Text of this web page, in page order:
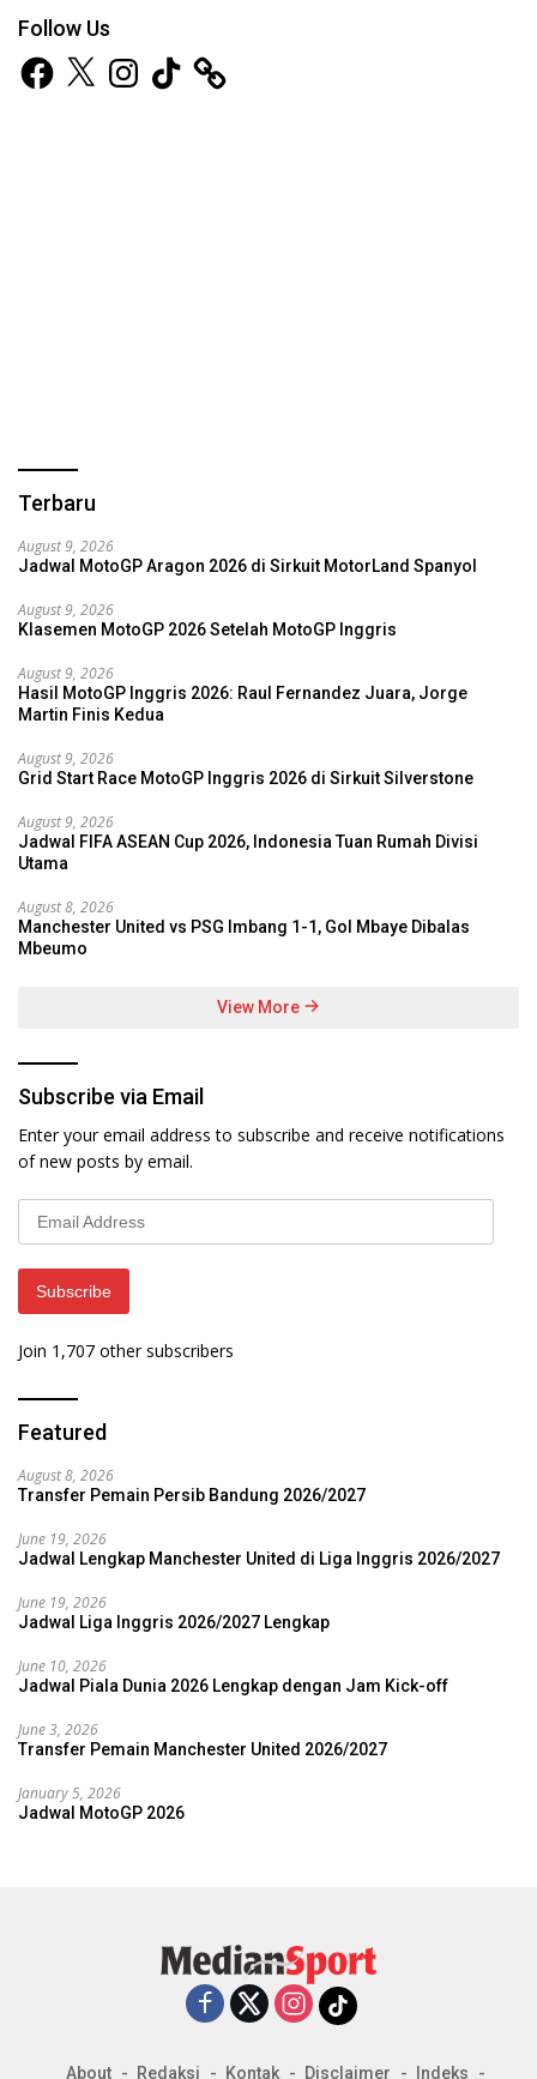
Follow Us
Facebook
X Instagram
TikTok
Terbaru
August 9, 2026
Jadwal MotoGP Aragon 2026 di Sirkuit MotorLand Spanyol
August 9, 2026
Klasemen MotoGP 2026 Setelah MotoGP Inggris
August 9, 2026
Hasil MotoGP Inggris 2026: Raul Fernandez Juara, Jorge
Martin Finis Kedua
August 9, 2026
Grid Start Race MotoGP Inggris 2026 di Sirkuit Silverstone
August 9, 2026
Jadwal FIFA ASEAN Cup 2026, Indonesia Tuan Rumah Divisi
Utama
August 8, 2026
Manchester United vs PSG Imbang 1-1, Gol Mbaye Dibalas
Mbeumo
View More
Subscribe via Email
Enter your email address to subscribe and receive notifications
of new posts by email.
Subscribe
Join 1,707 other subscribers
Featured
August 8, 2026
Transfer Pemain Persib Bandung 2026/2027
June 19, 2026
Jadwal Lengkap Manchester United di Liga Inggris 2026/2027
June 19, 2026
Jadwal Liga Inggris 2026/2027 Lengkap
June 10, 2026
Jadwal Piala Dunia 2026 Lengkap dengan Jam Kick-off
June 3, 2026
Transfer Pemain Manchester United 2026/2027
January 5, 2026
Jadwal MotoGP 2026
About Redaksi Kontak Disclaimer Indeks